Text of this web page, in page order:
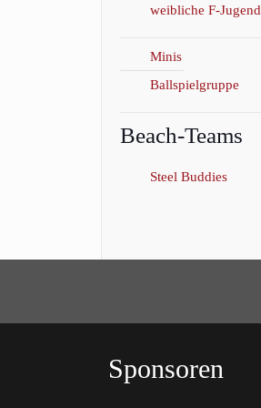
weibliche F-Jugend
Minis
Ballspielgruppe
Beach-Teams
Steel Buddies
Sponsoren